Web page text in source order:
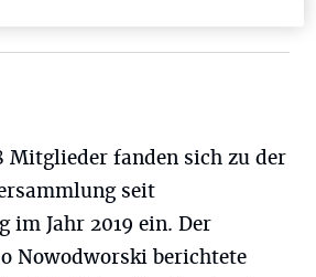
Mitglieder fanden sich zu der
seit
im Jahr 2019 ein. Der
Nowodworski berichtete